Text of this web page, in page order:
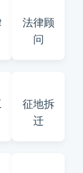
法律顾
问
征地拆
迁